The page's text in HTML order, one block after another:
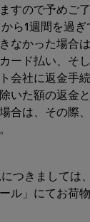
すので予めご了
ら1週間を過
なかった場合
ード払い、そ
会社に返金手
いた額の返金
合は、その際
つきましては
ル」にてお荷